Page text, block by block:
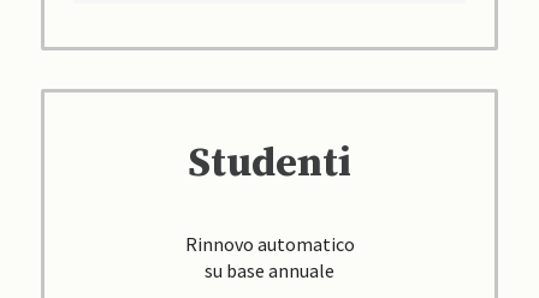
Studenti
Rinnovo automatico
su base annuale